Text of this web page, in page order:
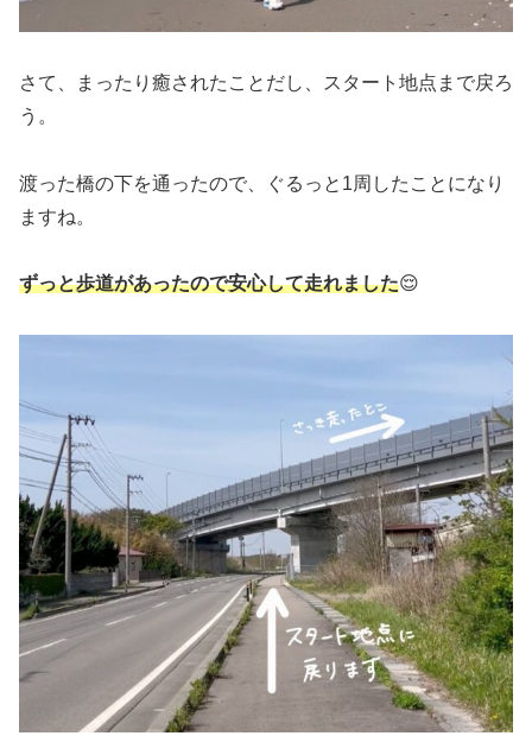
さて、まったり癒されたことだし、スタート地点まで戻ろ
う。
渡った橋の下を通ったので、ぐるっと1周したことになり
ますね。
ずっと歩道があったので安心して走れました😌